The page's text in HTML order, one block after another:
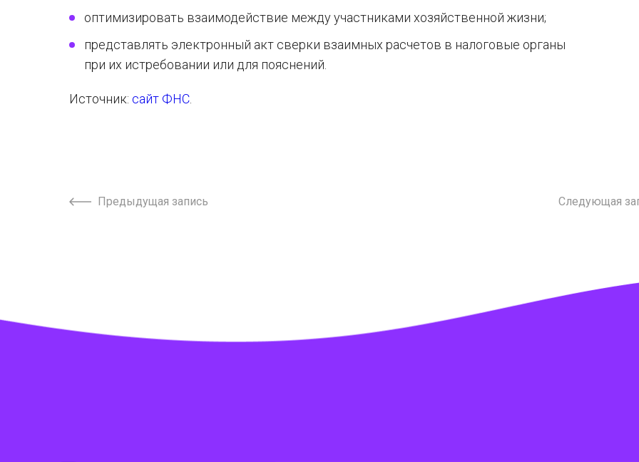
оптимизировать взаимодействие между участниками хозяйственной жизни;
представлять электронный акт сверки взаимных расчетов в налоговые органы
при их истребовании или для пояснений.
Источник: сайт ФНС
Предыдущая запись Следующая